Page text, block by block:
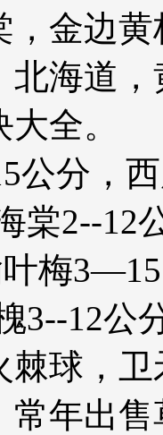
，金边
北海道
大全
公分，
棠2--12
梅
3--12公
棘球，
常年出